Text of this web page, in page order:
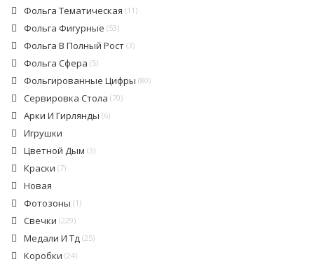
Фольга Тематическая (11)
Фольга Фигурные (53)
Фольга В Полный Рост (3)
Фольга Сфера (5)
Фольгированные Цифры (80)
Сервировка Стола (70)
Арки И Гирлянды (6)
Игрушки
Цветной Дым (3)
Краски (7)
Новая
Фотозоны (1)
Свечки (229)
Медали И Тд (25)
Коробки (24)